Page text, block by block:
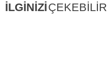
İLGİNİZİÇEKEBİLİR